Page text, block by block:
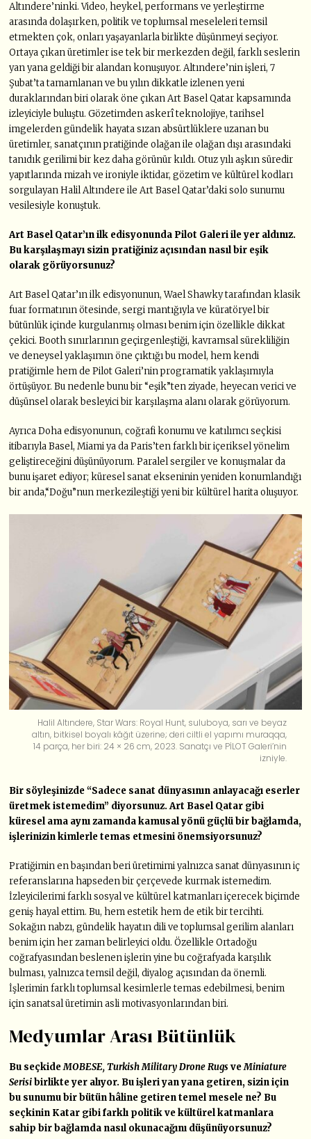
Altındere’ninki. Video, heykel, performans ve yerleştirme
arasında dolaşırken, politik ve toplumsal meseleleri temsil
etmekten çok, onları yaşayanlarla birlikte düşünmeyi seçiyor.
Ortaya çıkan üretimler ise tek bir merkezden değil, farklı seslerin
yan yana geldiği bir alandan konuşuyor. Altındere’nin işleri, 7
Şubat’ta tamamlanan ve bu yılın dikkatle izlenen yeni
duraklarından biri olarak öne çıkan Art Basel Qatar kapsamında
izleyiciyle buluştu. Gözetimden askerî teknolojiye, tarihsel
imgelerden gündelik hayata sızan absürtlüklere uzanan bu
üretimler, sanatçının pratiğinde olağan ile olağan dışı arasındaki
tanıdık gerilimi bir kez daha görünür kıldı. Otuz yılı aşkın süredir
yapıtlarında mizah ve ironiyle iktidar, gözetim ve kültürel kodları
sorgulayan Halil Altındere ile Art Basel Qatar’daki solo sunumu
vesilesiyle konuştuk.
Art Basel Qatar’ın ilk edisyonunda Pilot Galeri ile yer aldınız.
Bu karşılaşmayı sizin pratiğiniz açısından nasıl bir eşik
olarak görüyorsunuz?
Art Basel Qatar’ın ilk edisyonunun, Wael Shawky tarafından klasik
fuar formatının ötesinde, sergi mantığıyla ve küratöryel bir
bütünlük içinde kurgulanmış olması benim için özellikle dikkat
çekici. Booth sınırlarının geçirgenleştiği, kavramsal sürekliliğin
ve deneysel yaklaşımın öne çıktığı bu model, hem kendi
pratiğimle hem de Pilot Galeri’nin programatik yaklaşımıyla
örtüşüyor. Bu nedenle bunu bir “eşik”ten ziyade, heyecan verici ve
düşünsel olarak besleyici bir karşılaşma alanı olarak görüyorum.
Ayrıca Doha edisyonunun, coğrafi konumu ve katılımcı seçkisi
itibarıyla Basel, Miami ya da Paris’ten farklı bir içeriksel yönelim
geliştireceğini düşünüyorum. Paralel sergiler ve konuşmalar da
bunu işaret ediyor; küresel sanat ekseninin yeniden konumlandığı
bir anda,“Doğu”nun merkezileştiği yeni bir kültürel harita oluşuyor.
Halil Altındere, Star Wars: Royal Hunt, suluboya, sarı ve beyaz
altın, bitkisel boyalı kâğıt üzerine; deri ciltli el yapımı muraqqa,
14 parça, her biri: 24 × 26 cm, 2023. Sanatçı ve PİLOT Galeri’nin
izniyle.
Bir söyleşinizde “Sadece sanat dünyasının anlayacağı eserler
üretmek istemedim” diyorsunuz. Art Basel Qatar gibi
küresel ama aynı zamanda kamusal yönü güçlü bir bağlamda,
işlerinizin kimlerle temas etmesini önemsiyorsunuz?
Pratiğimin en başından beri üretimimi yalnızca sanat dünyasının iç
referanslarına hapseden bir çerçevede kurmak istemedim.
İzleyicilerimi farklı sosyal ve kültürel katmanları içerecek biçimde
geniş hayal ettim. Bu, hem estetik hem de etik bir tercihti.
Sokağın nabzı, gündelik hayatın dili ve toplumsal gerilim alanları
benim için her zaman belirleyici oldu. Özellikle Ortadoğu
coğrafyasından beslenen işlerin yine bu coğrafyada karşılık
bulması, yalnızca temsil değil, diyalog açısından da önemli.
İşlerimin farklı toplumsal kesimlerle temas edebilmesi, benim
için sanatsal üretimin asli motivasyonlarından biri.
Medyumlar Arası Bütünlük
Bu seçkideMOBESE, Turkish Military Drone RugsveMiniature
Serisibirlikte yer alıyor. Bu işleri yan yana getiren, sizin için
bu sunumu bir bütün hâline getiren temel mesele ne? Bu
seçkinin Katar gibi farklı politik ve kültürel katmanlara
sahip bir bağlamda nasıl okunacağını düşünüyorsunuz?